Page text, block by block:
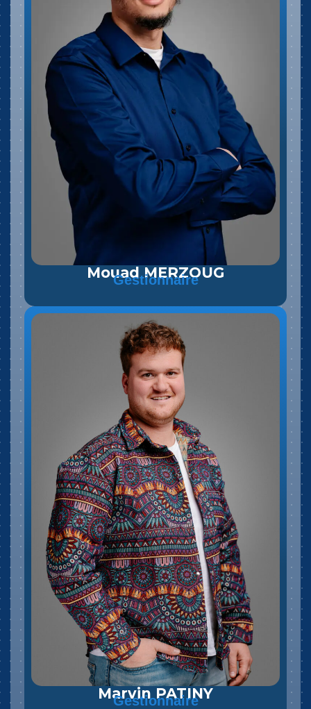
Mouad MERZOUG
Gestionnaire
Marvin PATINY
Gestionnaire